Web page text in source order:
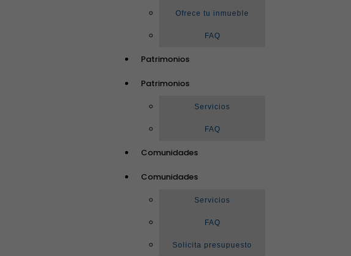
Ofrece tu inmueble
FAQ
Patrimonios
Patrimonios
Servicios
FAQ
Comunidades
Comunidades
Servicios
FAQ
Solicita presupuesto